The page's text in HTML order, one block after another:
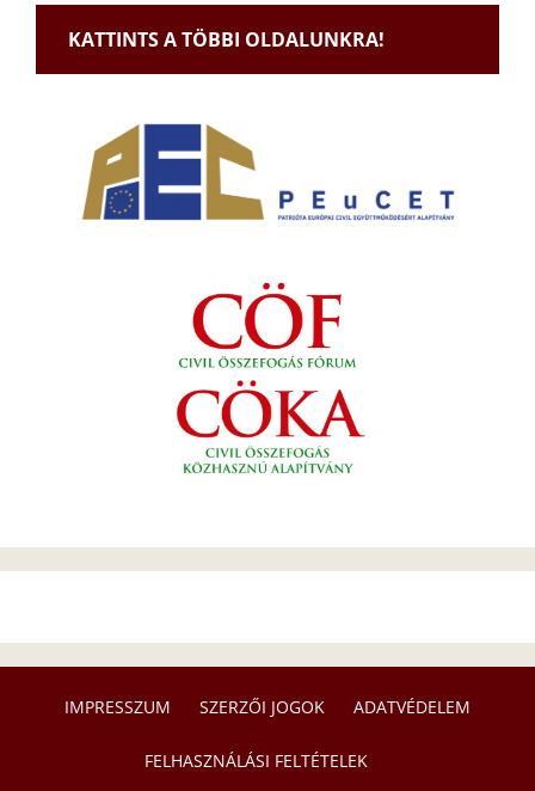
KATTINTS A TÖBBI OLDALUNKRA!
IMPRESSZUM SZERZŐI JOGOK ADATVÉDELEM
FELHASZNÁLÁSI FELTÉTELEK